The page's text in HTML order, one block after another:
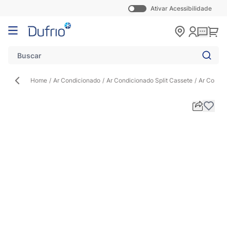
Ativar Acessibilidade
Pular para o conteúdo
Home / Ar Condicionado / Ar Condicionado Split Cassete / Ar